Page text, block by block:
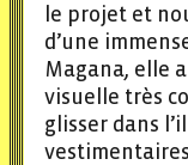
le projet et
d’une
Magana, elle
visuelle très
glisser dans